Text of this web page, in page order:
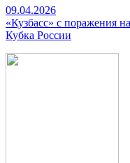
09.04.2026
«Кузбасс» с поражения
Кубка России